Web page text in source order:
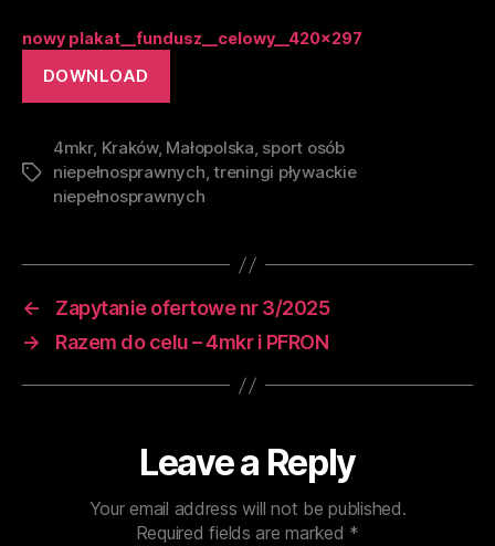
nowy plakat__fundusz__celowy__420x297
DOWNLOAD
Tags
4mkr, Kraków, Małopolska, sport osób
niepełnosprawnych,treningi pływackie
niepełnosprawnych
←
Zapytanie ofertowe nr 3/2025
→
Razem do celu – 4mkr i PFRON
Leave a Reply
Your email address will not be published.
Required fields are marked *